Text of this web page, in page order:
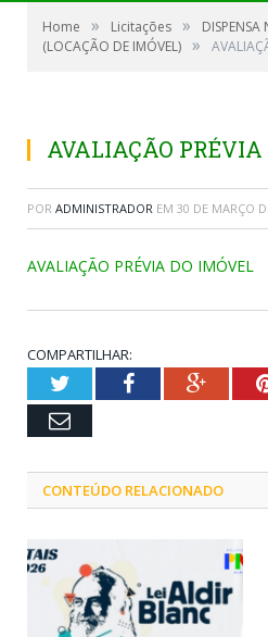
Home » Licitações »
(LOCAÇÃO DE IMÓVEL) »
AVALIAÇÃO PRÉVIA
POR ADMINISTRADOR EM 30 DE MARÇO
AVALIAÇÃO PRÉVIA DO IMÓVEL
COMPARTILHAR:
TwitterFacebook
Email
CONTEÚDO RELACIONADO